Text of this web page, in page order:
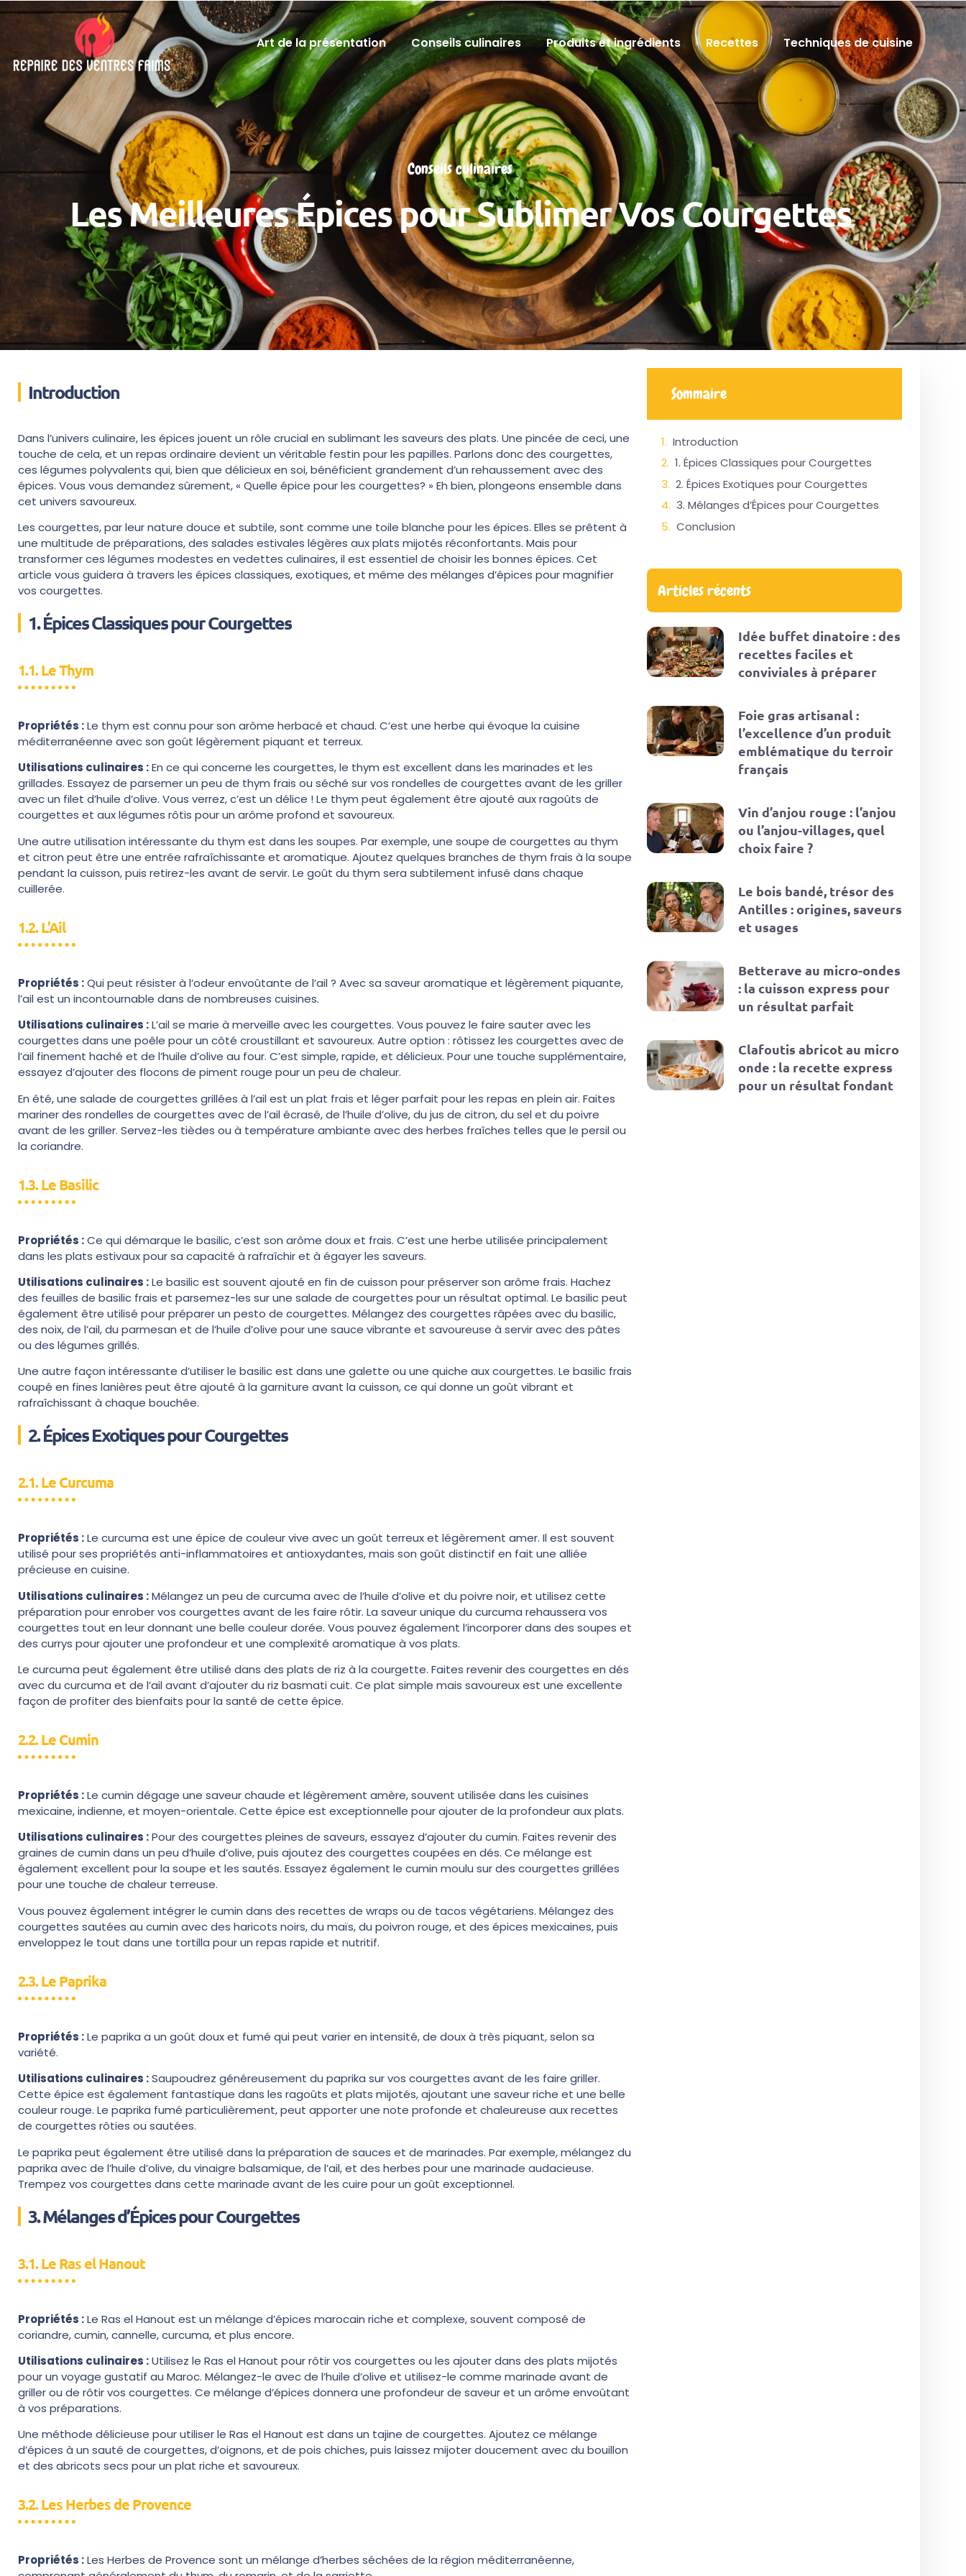
Art de la présentation Conseils culinaires Produits et ingrédients Recettes Techniques de cuisine
Conseils culinaires
Les Meilleures Épices pour Sublimer Vos Courgettes
Introduction
Dans l’univers culinaire, les épices jouent un rôle crucial en sublimant les saveurs des plats. Une pincée de ceci, une
touche de cela, et un repas ordinaire devient un véritable festin pour les papilles. Parlons donc des courgettes,
ces légumes polyvalents qui, bien que délicieux en soi, bénéficient grandement d’un rehaussement avec des
épices. Vous vous demandez sûrement, « Quelle épice pour les courgettes? » Eh bien, plongeons ensemble dans
cet univers savoureux.
Les courgettes, par leur nature douce et subtile, sont comme une toile blanche pour les épices. Elles se prêtent à
une multitude de préparations, des salades estivales légères aux plats mijotés réconfortants. Mais pour
transformer ces légumes modestes en vedettes culinaires, il est essentiel de choisir les bonnes épices. Cet
article vous guidera à travers les épices classiques, exotiques, et même des mélanges d’épices pour magnifier
vos courgettes.
1. Épices Classiques pour Courgettes
1.1. Le Thym
Propriétés :Le thym est connu pour son arôme herbacé et chaud. C’est une herbe qui évoque la cuisine
méditerranéenne avec son goût légèrement piquant et terreux.
Utilisations culinaires :En ce qui concerne les courgettes, le thym est excellent dans les marinades et les
grillades. Essayez de parsemer un peu de thym frais ou séché sur vos rondelles de courgettes avant de les griller
avec un filet d’huile d’olive. Vous verrez, c’est un délice ! Le thym peut également être ajouté aux ragoûts de
courgettes et aux légumes rôtis pour un arôme profond et savoureux.
Une autre utilisation intéressante du thym est dans les soupes. Par exemple, une soupe de courgettes au thym
et citron peut être une entrée rafraîchissante et aromatique. Ajoutez quelques branches de thym frais à la soupe
pendant la cuisson, puis retirez-les avant de servir. Le goût du thym sera subtilement infusé dans chaque
cuillerée.
1.2. L’Ail
Propriétés :Qui peut résister à l’odeur envoûtante de l’ail ? Avec sa saveur aromatique et légèrement piquante,
l’ail est un incontournable dans de nombreuses cuisines.
Utilisations culinaires :L’ail se marie à merveille avec les courgettes. Vous pouvez le faire sauter avec les
courgettes dans une poêle pour un côté croustillant et savoureux. Autre option : rôtissez les courgettes avec de
l’ail finement haché et de l’huile d’olive au four. C’est simple, rapide, et délicieux. Pour une touche supplémentaire,
essayez d’ajouter des flocons de piment rouge pour un peu de chaleur.
En été, une salade de courgettes grillées à l’ail est un plat frais et léger parfait pour les repas en plein air. Faites
mariner des rondelles de courgettes avec de l’ail écrasé, de l’huile d’olive, du jus de citron, du sel et du poivre
avant de les griller. Servez-les tièdes ou à température ambiante avec des herbes fraîches telles que le persil ou
la coriandre.
1.3. Le Basilic
Propriétés :Ce qui démarque le basilic, c’est son arôme doux et frais. C’est une herbe utilisée principalement
dans les plats estivaux pour sa capacité à rafraîchir et à égayer les saveurs.
Utilisations culinaires :Le basilic est souvent ajouté en fin de cuisson pour préserver son arôme frais. Hachez
des feuilles de basilic frais et parsemez-les sur une salade de courgettes pour un résultat optimal. Le basilic peut
également être utilisé pour préparer un pesto de courgettes. Mélangez des courgettes râpées avec du basilic,
des noix, de l’ail, du parmesan et de l’huile d’olive pour une sauce vibrante et savoureuse à servir avec des pâtes
ou des légumes grillés.
Une autre façon intéressante d’utiliser le basilic est dans une galette ou une quiche aux courgettes. Le basilic frais
coupé en fines lanières peut être ajouté à la garniture avant la cuisson, ce qui donne un goût vibrant et
rafraîchissant à chaque bouchée.
2. Épices Exotiques pour Courgettes
2.1. Le Curcuma
Propriétés :Le curcuma est une épice de couleur vive avec un goût terreux et légèrement amer. Il est souvent
utilisé pour ses propriétés anti-inflammatoires et antioxydantes, mais son goût distinctif en fait une alliée
précieuse en cuisine.
Utilisations culinaires :Mélangez un peu de curcuma avec de l’huile d’olive et du poivre noir, et utilisez cette
préparation pour enrober vos courgettes avant de les faire rôtir. La saveur unique du curcuma rehaussera vos
courgettes tout en leur donnant une belle couleur dorée. Vous pouvez également l’incorporer dans des soupes et
des currys pour ajouter une profondeur et une complexité aromatique à vos plats.
Le curcuma peut également être utilisé dans des plats de riz à la courgette. Faites revenir des courgettes en dés
avec du curcuma et de l’ail avant d’ajouter du riz basmati cuit. Ce plat simple mais savoureux est une excellente
façon de profiter des bienfaits pour la santé de cette épice.
2.2. Le Cumin
Propriétés :Le cumin dégage une saveur chaude et légèrement amère, souvent utilisée dans les cuisines
mexicaine, indienne, et moyen-orientale. Cette épice est exceptionnelle pour ajouter de la profondeur aux plats.
Utilisations culinaires :Pour des courgettes pleines de saveurs, essayez d’ajouter du cumin. Faites revenir des
graines de cumin dans un peu d’huile d’olive, puis ajoutez des courgettes coupées en dés. Ce mélange est
également excellent pour la soupe et les sautés. Essayez également le cumin moulu sur des courgettes grillées
pour une touche de chaleur terreuse.
Vous pouvez également intégrer le cumin dans des recettes de wraps ou de tacos végétariens. Mélangez des
courgettes sautées au cumin avec des haricots noirs, du maïs, du poivron rouge, et des épices mexicaines, puis
enveloppez le tout dans une tortilla pour un repas rapide et nutritif.
2.3. Le Paprika
Propriétés :Le paprika a un goût doux et fumé qui peut varier en intensité, de doux à très piquant, selon sa
variété.
Utilisations culinaires :Saupoudrez généreusement du paprika sur vos courgettes avant de les faire griller.
Cette épice est également fantastique dans les ragoûts et plats mijotés, ajoutant une saveur riche et une belle
couleur rouge. Le paprika fumé particulièrement, peut apporter une note profonde et chaleureuse aux recettes
de courgettes rôties ou sautées.
Le paprika peut également être utilisé dans la préparation de sauces et de marinades. Par exemple, mélangez du
paprika avec de l’huile d’olive, du vinaigre balsamique, de l’ail, et des herbes pour une marinade audacieuse.
Trempez vos courgettes dans cette marinade avant de les cuire pour un goût exceptionnel.
3. Mélanges d’Épices pour Courgettes
3.1. Le Ras el Hanout
Propriétés :Le Ras el Hanout est un mélange d’épices marocain riche et complexe, souvent composé de
coriandre, cumin, cannelle, curcuma, et plus encore.
Utilisations culinaires :Utilisez le Ras el Hanout pour rôtir vos courgettes ou les ajouter dans des plats mijotés
pour un voyage gustatif au Maroc. Mélangez-le avec de l’huile d’olive et utilisez-le comme marinade avant de
griller ou de rôtir vos courgettes. Ce mélange d’épices donnera une profondeur de saveur et un arôme envoûtant
à vos préparations.
Une méthode délicieuse pour utiliser le Ras el Hanout est dans un tajine de courgettes. Ajoutez ce mélange
d’épices à un sauté de courgettes, d’oignons, et de pois chiches, puis laissez mijoter doucement avec du bouillon
et des abricots secs pour un plat riche et savoureux.
3.2. Les Herbes de Provence
Propriétés :Les Herbes de Provence sont un mélange d’herbes séchées de la région méditerranéenne,
Sommaire
Introduction
1. Épices Classiques pour Courgettes
2. Épices Exotiques pour Courgettes
3. Mélanges d’Épices pour Courgettes
Conclusion
Articles récents
Idée buffet dinatoire : des
recettes faciles et
conviviales à préparer
Foie gras artisanal :
l’excellence d’un produit
emblématique du terroir
français
Vin d’anjou rouge : l’anjou
ou l’anjou-villages, quel
choix faire ?
Le bois bandé, trésor des
Antilles : origines, saveurs
et usages
Betterave au micro-ondes
: la cuisson express pour
un résultat parfait
Clafoutis abricot au micro
onde : la recette express
pour un résultat fondant